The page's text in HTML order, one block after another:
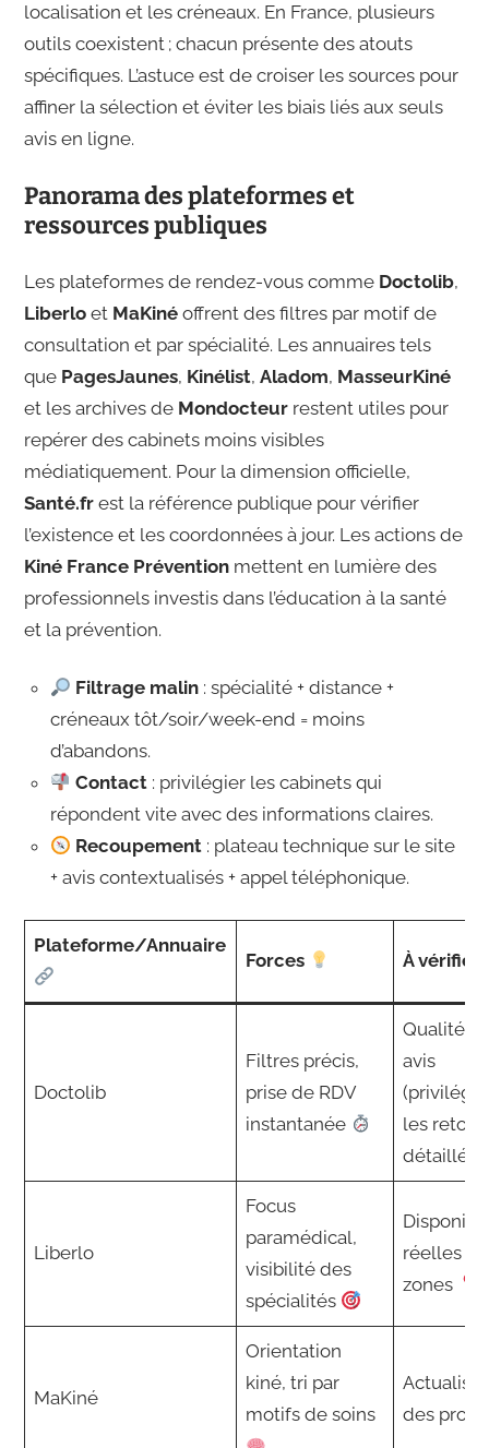
localisation et les créneaux. En France, plusieurs
outils coexistent ; chacun présente des atouts
spécifiques. L’astuce est de croiser les sources pour
affiner la sélection et éviter les biais liés aux seuls
avis en ligne.
Panorama des plateformes et
ressources publiques
Les plateformes de rendez-vous comme Doctolib,
Liberloet MaKinéoffrent des filtres par motif de
consultation et par spécialité. Les annuaires tels
que PagesJaunes, Kinélist, Aladom, MasseurKiné
et les archives de Mondocteurrestent utiles pour
repérer des cabinets moins visibles
médiatiquement. Pour la dimension officielle,
Santé.frest la référence publique pour vérifier
l’existence et les coordonnées à jour. Les actions de
Kiné France Préventionmettent en lumière des
professionnels investis dans l’éducation à la santé
et la prévention.
Filtrage malin: spécialité + distance +
créneaux tôt/soir/week-end = moins
d’abandons.
Contact: privilégier les cabinets qui
répondent vite avec des informations claires.
Recoupement: plateau technique sur le site
+ avis contextualisés + appel téléphonique.
Plateforme/Annuaire
Forces À vérifier
Doctolib
Filtres précis,
prise de RDV
instantanée
Qualité
avis
les
détaillés)
Liberlo
Focus
paramédical,
visibilité des
spécialités
réelles
zones
MaKiné
Orientation
kiné, tri par
motifs de soins
des